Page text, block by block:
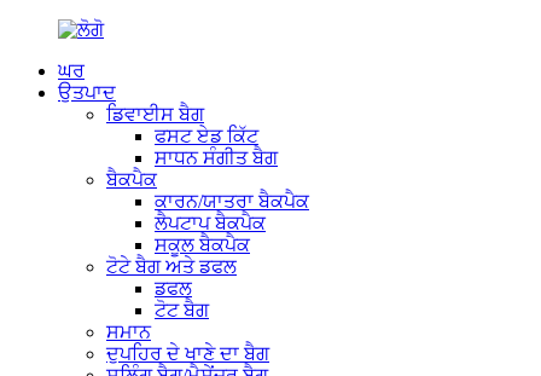
ਘਰ
ਉਤਪਾਦ
ਡਿਵਾਈਸ ਬੈਗ
ਫਸਟ ਏਡ ਕਿੱਟ
ਸਾਧਨ ਸੰਗੀਤ ਬੈਗ
ਬੈਕਪੈਕ
ਕਾਰਨ/ਯਾਤਰਾ ਬੈਕਪੈਕ
ਲੈਪਟਾਪ ਬੈਕਪੈਕ
ਸਕੂਲ ਬੈਕਪੈਕ
ਟੋਟੇ ਬੈਗ ਅਤੇ ਡਫਲ
ਡਫਲ
ਟੋਟ ਬੈਗ
ਸਮਾਨ
ਦੁਪਹਿਰ ਦੇ ਖਾਣੇ ਦਾ ਬੈਗ